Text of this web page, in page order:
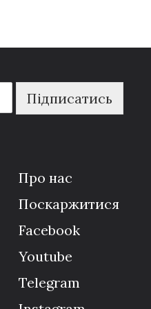
Підписатись
Про нас
Поскаржитися
Facebook
Youtube
Telegram